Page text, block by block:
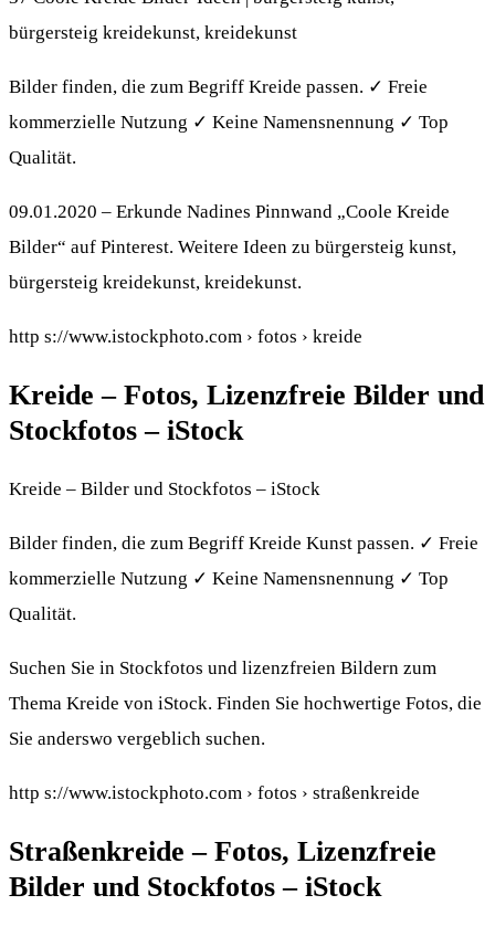
bürgersteig kreidekunst, kreidekunst
Bilder finden, die zum Begriff Kreide passen. ✓ Freie
kommerzielle Nutzung ✓ Keine Namensnennung ✓ Top
Qualität.
09.01.2020 – Erkunde Nadines Pinnwand „Coole Kreide
Bilder“ auf Pinterest. Weitere Ideen zu bürgersteig kunst,
bürgersteig kreidekunst, kreidekunst.
http s://www.istockphoto.com › fotos › kreide
Kreide – Fotos, Lizenzfreie Bilder und
Stockfotos – iStock
Kreide – Bilder und Stockfotos – iStock
Bilder finden, die zum Begriff Kreide Kunst passen. ✓ Freie
kommerzielle Nutzung ✓ Keine Namensnennung ✓ Top
Qualität.
Suchen Sie in Stockfotos und lizenzfreien Bildern zum
Thema Kreide von iStock. Finden Sie hochwertige Fotos, die
Sie anderswo vergeblich suchen.
http s://www.istockphoto.com › fotos › straßenkreide
Straßenkreide – Fotos, Lizenzfreie
Bilder und Stockfotos – iStock